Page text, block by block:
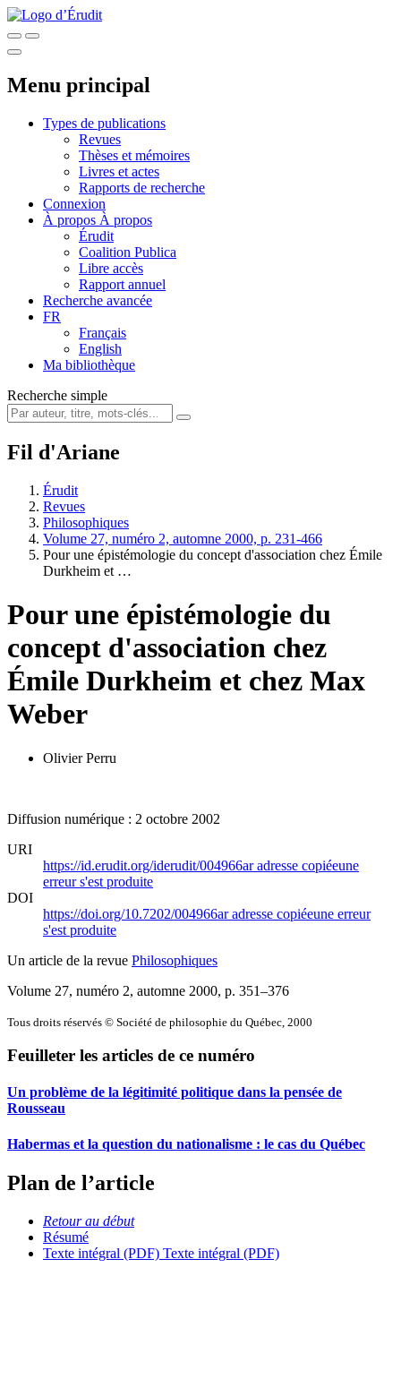
Menu principal
Types de publications
Revues
Thèses et mémoires
Livres et actes
Rapports de recherche
Connexion
À propos À propos
Érudit
Coalition Publica
Libre accès
Rapport annuel
Recherche avancée
FR
Français
English
Ma bibliothèque
Recherche simple
Fil d'Ariane
Érudit
Revues
Philosophiques
Volume 27, numéro 2, automne 2000, p. 231-466
Pour une épistémologie du concept d'association chez Émile
Durkheim et …
Pour une épistémologie du
concept d'association chez
Émile Durkheim et chez Max
Weber
Olivier Perru
Diffusion numérique : 2 octobre 2002
URI
https://id.erudit.org/iderudit/004966aradresse copiéeune
erreur s'est produite
DOI
https://doi.org/10.7202/004966aradresse copiéeune erreur
s'est produite
Un article de la revue Philosophiques
Volume 27, numéro 2, automne 2000, p. 351–376
Tous droits réservés © Société de philosophie du Québec, 2000
Feuilleter les articles de ce numéro
Un problème de la légitimité politique dans la pensée de
Rousseau
Habermas et la question du nationalisme : le cas du Québec
Plan de l’article
Retour au début
Résumé
Texte intégral (PDF) Texte intégral (PDF)